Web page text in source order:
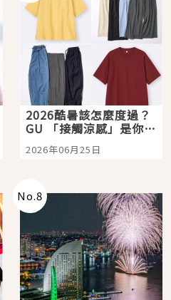
2026酷暑該怎麼度過？
GU 「接觸涼感」是你的
夏日救星
2026年06月25日
No.8